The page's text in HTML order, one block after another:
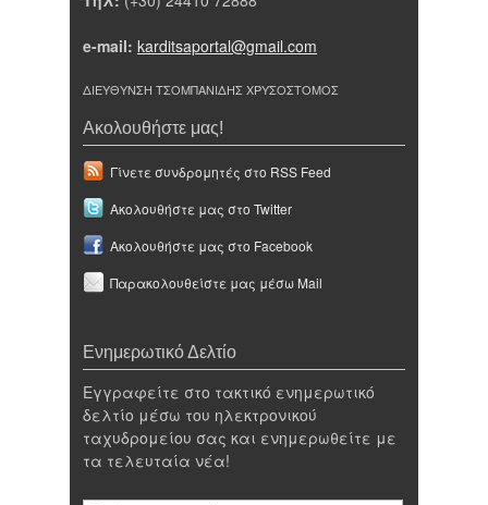
e-mail: karditsaportal@gmail.com
ΔΙΕΥΘΥΝΣΗ ΤΣΟΜΠΑΝΙΔΗΣ ΧΡΥΣΟΣΤΟΜΟΣ
Ακολουθήστε μας!
Γίνετε συνδρομητές στο RSS Feed
Ακολουθήστε μας στο Twitter
Ακολουθήστε μας στο Facebook
Παρακολουθείστε μας μέσω Mail
Ενημερωτικό Δελτίο
Εγγραφείτε στο τακτικό ενημερωτικό
δελτίο μέσω του ηλεκτρονικού
ταχυδρομείου σας και ενημερωθείτε με
τα τελευταία νέα!